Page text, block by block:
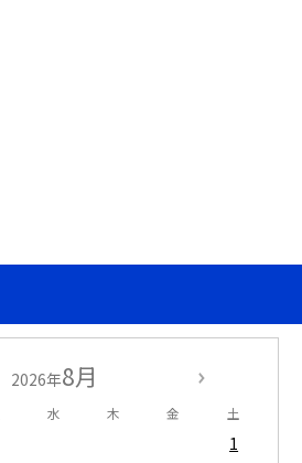
2026年8月
水 木 金 土
1